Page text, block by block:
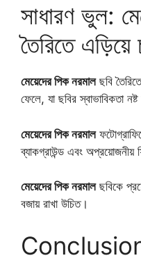
সাধারণ ভুল:
তৈরিতে এড়িয়ে
মেয়েদের পিক নরমালছবি
ফেলে, যা ছবির স্বাভাবিকতা
মেয়েদের পিক নরমাল
ব্যাকগ্রাউন্ড এবং অপ্রয়োজনীয়
মেয়েদের পিক নরমালছবিকে
বজায় রাখা উচিত।